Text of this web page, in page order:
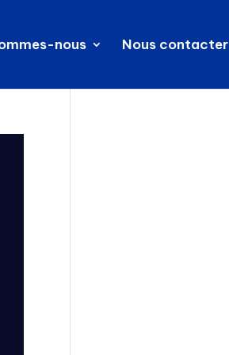
nous Nous contacter